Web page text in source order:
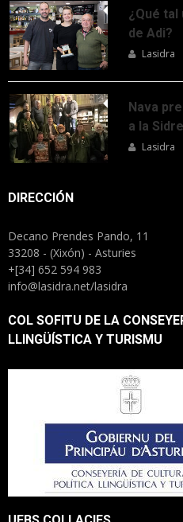
¿Qué tal
de Adi?
Lasidra
Nava
a la Sidre
Lasidra
DIRECCIÓN
Decano Prendes Pando, 11
33208 - (Xixón) - Asturies
+[34] 652 594 983
info@lasidra.net/lasidra
COL SOFITU DE LA
LLINGÜÍSTICA Y TURISMU